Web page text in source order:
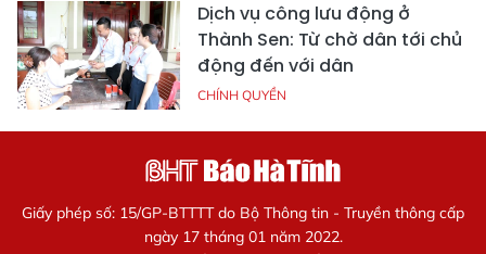
Dịch vụ công lưu động ở
Thành Sen: Từ chờ dân tới chủ
động đến với dân
CHÍNH QUYỀN
Giấy phép số: 15/GP-BTTTT do Bộ Thông tin - Truyền thông cấp
ngày 17 tháng 01 năm 2022.